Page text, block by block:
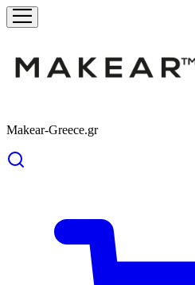
Makear-Greece.gr